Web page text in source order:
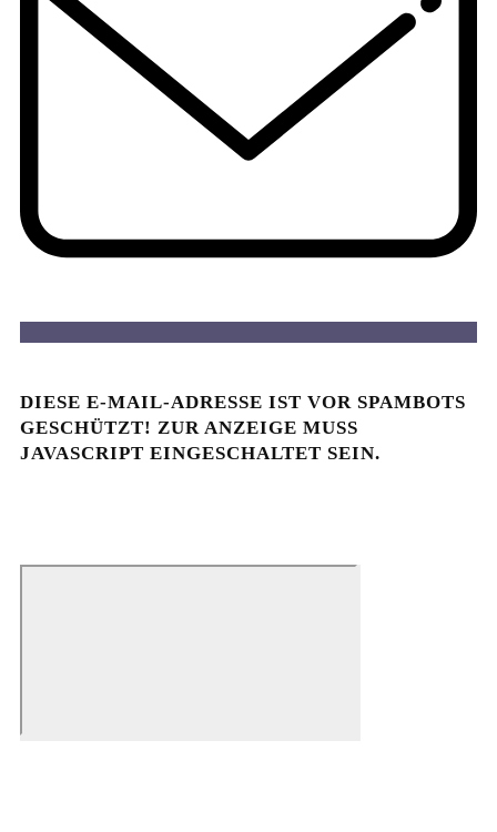
DIESE E-MAIL-ADRESSE IST VOR SPAMBOTS
GESCHÜTZT! ZUR ANZEIGE MUSS
JAVASCRIPT EINGESCHALTET SEIN.